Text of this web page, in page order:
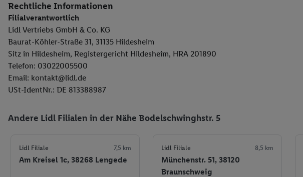
Rechtliche Informationen
Filialverantwortlich
Lidl Vertriebs GmbH & Co. KG
Baurat-Köhler-Straße 31, 31135 Hildesheim
Sitz in Hildesheim, Registergericht Hildesheim, HRA 201890
Telefon: 03022005500
Email: kontakt@lidl.de
USt-IdentNr.: DE 813388987
Andere Lidl Filialen in der Nähe Bodelschwinghstr. 5
Lidl Filiale 7,5 km
Am Kreisel 1c, 38268 Lengede
Lidl Filiale 8,5 km
Münchenstr. 51, 38120
Braunschweig